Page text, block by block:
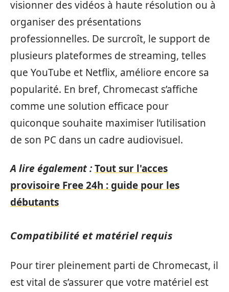
visionner des vidéos à haute résolution ou à
organiser des présentations
professionnelles. De surcroît, le support de
plusieurs plateformes de streaming, telles
que YouTube et Netflix, améliore encore sa
popularité. En bref, Chromecast s’affiche
comme une solution efficace pour
quiconque souhaite maximiser l’utilisation
de son PC dans un cadre audiovisuel.
A lire également :Tout sur l'acces
provisoire Free 24h : guide pour les
débutants
Compatibilité et matériel requis
Pour tirer pleinement parti de Chromecast, il
est vital de s’assurer que votre matériel est